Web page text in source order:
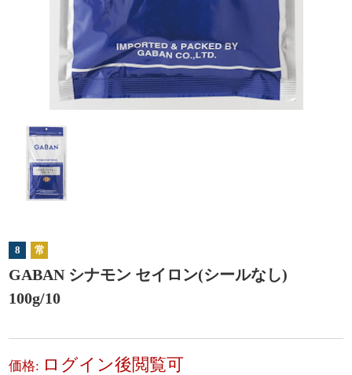
8 常
GABAN シナモン セイロン(シールなし)
100g/10
価格: ログイン後閲覧可